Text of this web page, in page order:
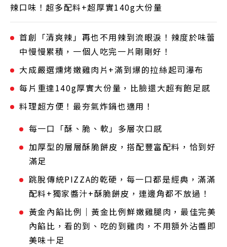
辣口味！超多配料+超厚實140g大份量
首創「清爽辣」再也不用辣到流眼淚！辣度於味蕾
中慢慢累積，一個人吃完一片剛剛好！
大成嚴選燻烤嫩雞肉片+滿到爆的拉絲起司瀑布
每片重達140g厚實大份量，比臉還大超有飽足感
料理超方便！最夯氣炸鍋也適用！
每一口「酥、脆、軟」多層次口感
加厚型的層層酥脆餅皮，搭配豐富配料，恰到好
滿足
跳脫傳統PIZZA的乾硬，每一口都是經典，滿滿
配料+獨家醬汁+酥脆餅皮，連邊角都不放過！
黃金內餡比例｜黃金比例鮮嫩雞腿肉，最佳完美
內餡比，看的到、吃的到雞肉，不用額外沾醬即
美味十足